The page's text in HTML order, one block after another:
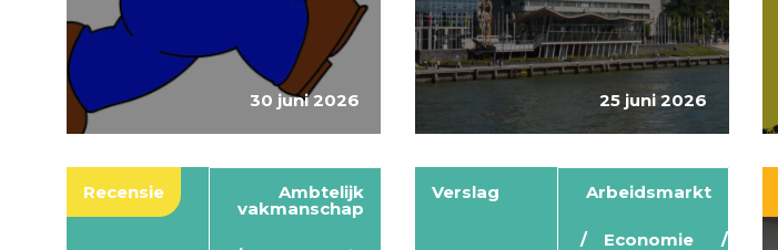
30 juni 2026 25 juni 2026
Recensie Ambtelijk
vakmanschap
Verslag Arbeidsmarkt
Economie